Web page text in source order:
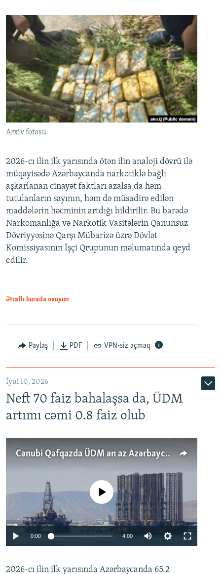
Arxiv fotosu
2026-cı ilin ilk yarısında ötən ilin analoji dövrü ilə
müqayisədə Azərbaycanda narkotiklə bağlı
aşkarlanan cinayət faktları azalsa da həm
tutulanların sayının, həm də müsadirə edilən
maddələrin həcminin artdığı bildirilir. Bu barədə
Narkomanlığa və Narkotik Vasitələrin Qanunsuz
Dövriyyəsinə Qarşı Mübarizə üzrə Dövlət
Komissiyasının İşçi Qrupunun məlumatında qeyd
edilir.
Ətraflı burada oxuyun
Paylaş PDF VPN-siz açmaq
İyul 10, 2026
Neft 70 faiz bahalaşsa da, ÜDM
artımı cəmi 0.8 faiz olub
Cənubi Qafqazda ÜDM ən az Azərbaycanda artır: Qonşuları niyə Bakını qabaqlaya bilir?
No media source currently available
0:00 4:00
360p
2026-cı ilin ilk yarısında Azərbaycanda 65.2